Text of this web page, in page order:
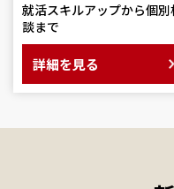
就活スキルアップから個別
談まで
詳細を見る